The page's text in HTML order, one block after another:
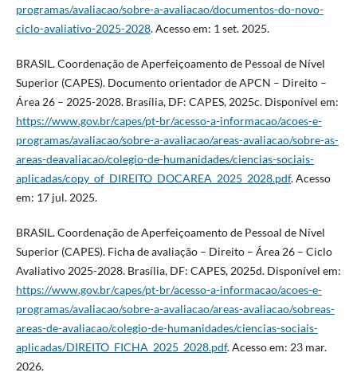
programas/avaliacao/sobre-a-avaliacao/documentos-do-novo-
ciclo-avaliativo-2025-2028. Acesso em: 1 set. 2025.
BRASIL. Coordenação de Aperfeiçoamento de Pessoal de Nível
Superior (CAPES). Documento orientador de APCN – Direito –
Área 26 – 2025-2028. Brasília, DF: CAPES, 2025c. Disponível em:
https://www.gov.br/capes/pt-br/acesso-a-informacao/acoes-e-
programas/avaliacao/sobre-a-avaliacao/areas-avaliacao/sobre-as-
areas-deavaliacao/colegio-de-humanidades/ciencias-sociais-
aplicadas/copy_of_DIREITO_DOCAREA_2025_2028.pdf. Acesso
em: 17 jul. 2025.
BRASIL. Coordenação de Aperfeiçoamento de Pessoal de Nível
Superior (CAPES). Ficha de avaliação – Direito – Área 26 – Ciclo
Avaliativo 2025-2028. Brasília, DF: CAPES, 2025d. Disponível em:
https://www.gov.br/capes/pt-br/acesso-a-informacao/acoes-e-
programas/avaliacao/sobre-a-avaliacao/areas-avaliacao/sobreas-
areas-de-avaliacao/colegio-de-humanidades/ciencias-sociais-
aplicadas/DIREITO_FICHA_2025_2028.pdf. Acesso em: 23 mar.
2026.